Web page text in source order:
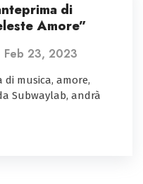
di
Amore”
Feb 23, 2023
musica, amore,
Subwaylab, andrà